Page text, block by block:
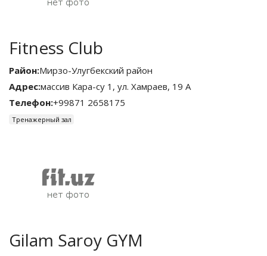
Fitness Club
Район:Мирзо-Улугбекский район
Адрес:массив Кара-су 1, ул. Хамраев, 19 А
Телефон:+99871 2658175
Тренажерный зал
Gilam Saroy GYM